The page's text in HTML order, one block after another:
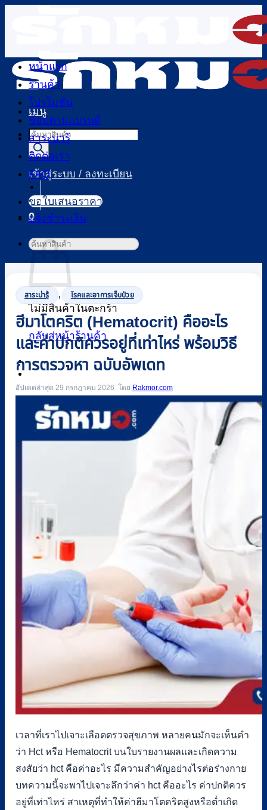
เนื้อหา
เมนู
Products
search
เข้าสู่ระบบ / ลงทะเบียน
0
ไม่มีสินค้าในตะกร้า
กลับสู่หน้าร้านค้า
0
หน้าแรก
ร้านค้า
โปรโมชัน
ช้อปตามแบรนด์
สาระน่ารู้
ติดต่อเรา
FAQ
ขอใบเสนอราคา
แจ้งชำระเงิน
ค้นหา:
สาระน่ารู้ , โรคและอาการเจ็บป่วย
ฮีมาโตคริต (Hematocrit) คืออะไร
และค่าปกติควรอยู่ที่เท่าไหร่ พร้อมวิธี
การตรวจหา ฉบับอัพเดท
อัปเดตล่าสุด 29 กรกฎาคม 2026 Rakmor.com
เวลาที่เราไปเจาะเลือดตรวจสุขภาพ หลายคนมักจะเห็นคำ
ว่า Hct หรือ Hematocrit บนใบรายงานผลและเกิดความ
สงสัยว่า hct คือค่าอะไร มีความสำคัญอย่างไรต่อร่างกาย
บทความนี้จะพาไปเจาะลึกว่าค่า hct คืออะไร ค่าปกติควร
อยู่ที่เท่าไหร่ สาเหตุที่ทำให้ค่าฮีมาโตคริตสูงหรือต่ำเกิด